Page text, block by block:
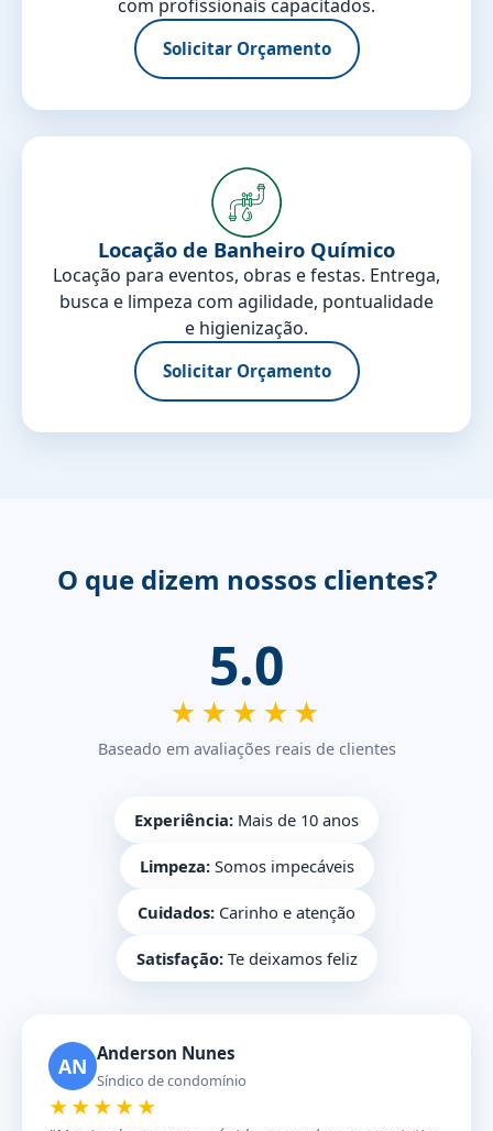
com profissionais capacitados.
Solicitar Orçamento
Locação de Banheiro Químico
Locação para eventos, obras e festas. Entrega,
busca e limpeza com agilidade, pontualidade
e higienização.
Solicitar Orçamento
O que dizem nossos clientes?
5.0
★★★★★
Baseado em avaliações reais de clientes
Experiência: Mais de 10 anos
Limpeza:Somos impecáveis
Cuidados: Carinho e atenção
Satisfação:Te deixamos feliz
AN Anderson Nunes
Síndico de condomínio
★★★★★